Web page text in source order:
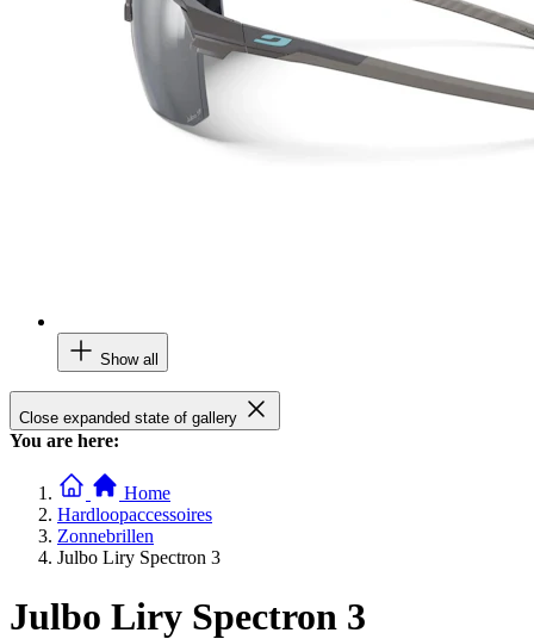
Show all
Close expanded state of gallery
You are here:
Home
Hardloopaccessoires
Zonnebrillen
Julbo Liry Spectron 3
Julbo Liry Spectron 3